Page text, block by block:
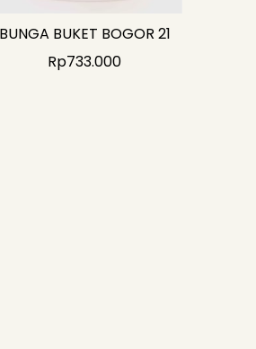
BUNGA BUKET BOGOR 21
Rp733.000